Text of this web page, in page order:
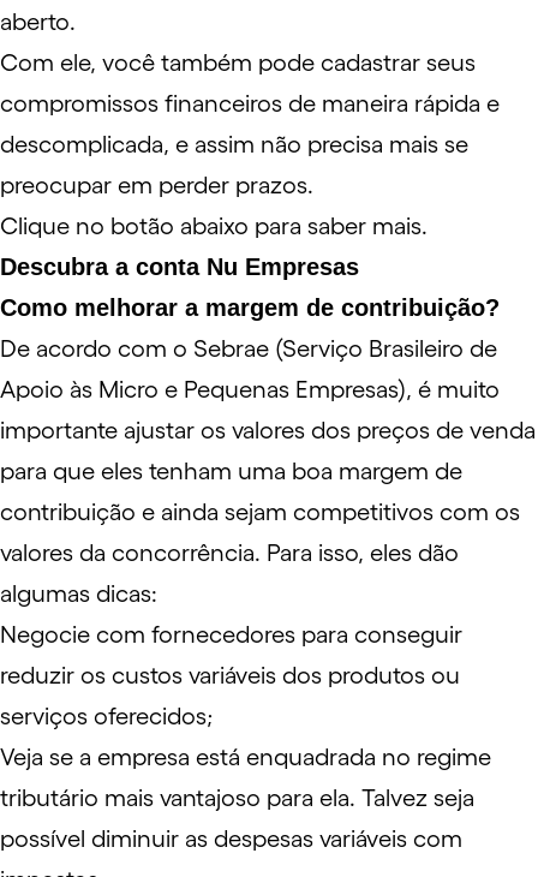
aberto.
Com ele, você também pode cadastrar seus
compromissos financeiros de maneira rápida e
descomplicada, e assim não precisa mais se
preocupar em perder prazos.
Clique no botão abaixo para saber mais.
Descubra a conta Nu Empresas
Como melhorar a margem de contribuição?
De acordo com o Sebrae (Serviço Brasileiro de
Apoio às Micro e Pequenas Empresas), é muito
importante ajustar os valores dos preços de venda
para que eles tenham uma boa margem de
contribuição e ainda sejam competitivos com os
valores da concorrência. Para isso, eles dão
algumas dicas:
Negocie com fornecedores para conseguir
reduzir os custos variáveis dos produtos ou
serviços oferecidos;
Veja se a empresa está enquadrada no regime
tributário mais vantajoso para ela. Talvez seja
possível diminuir as despesas variáveis com